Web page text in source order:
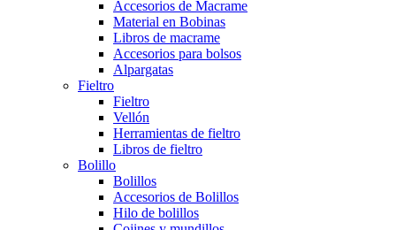
Accesorios de Macrame
Material en Bobinas
Libros de macrame
Accesorios para bolsos
Alpargatas
Fieltro
Fieltro
Vellón
Herramientas de fieltro
Libros de fieltro
Bolillo
Bolillos
Accesorios de Bolillos
Hilo de bolillos